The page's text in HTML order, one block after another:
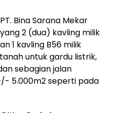
Bina Sarana Mekar
2 (dua) kavling milik
1 kavling B56 milik
untuk gardu listrik,
sebagian jalan
5.000m2 seperti pada